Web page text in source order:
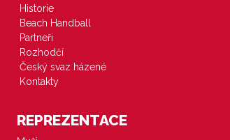
Historie
Beach Handball
Partneři
Rozhodčí
Český svaz házené
Kontakty
REPREZENTACE